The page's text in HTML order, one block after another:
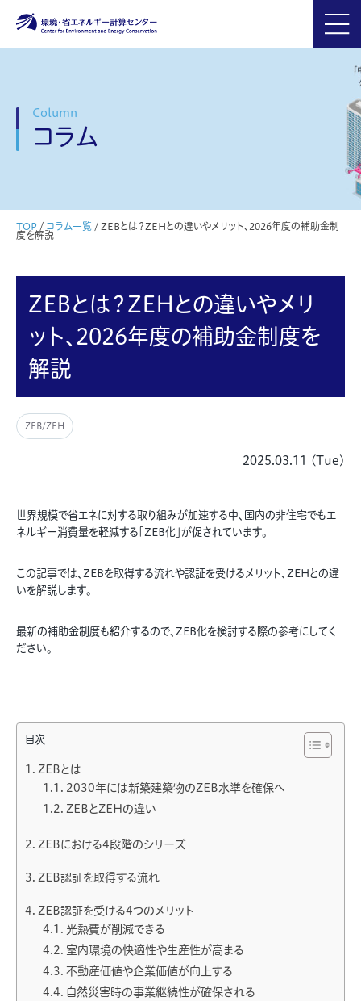
Column
コラム
TOP / コラム一覧 / ZEBとは？ZEHとの違いやメリット、2026年度の補助金制
度を解説
ZEBとは？ZEHとの違いやメリ
ット、2026年度の補助金制度を
解説
ZEB/ZEH
2025.03.11 (Tue)
世界規模で省エネに対する取り組みが加速する中、国内の非住宅でもエ
ネルギー消費量を軽減する「ZEB化」が促されています。
この記事では、ZEBを取得する流れや認証を受けるメリット、ZEHとの違
いを解説します。
最新の補助金制度も紹介するので、ZEB化を検討する際の参考にしてく
ださい。
目次
ZEBとは
2030年には新築建築物のZEB水準を確保へ
ZEBとZEHの違い
ZEBにおける4段階のシリーズ
ZEB認証を取得する流れ
ZEB認証を受ける4つのメリット
光熱費が削減できる
室内環境の快適性や生産性が高まる
不動産価値や企業価値が向上する
自然災害時の事業継続性が確保される